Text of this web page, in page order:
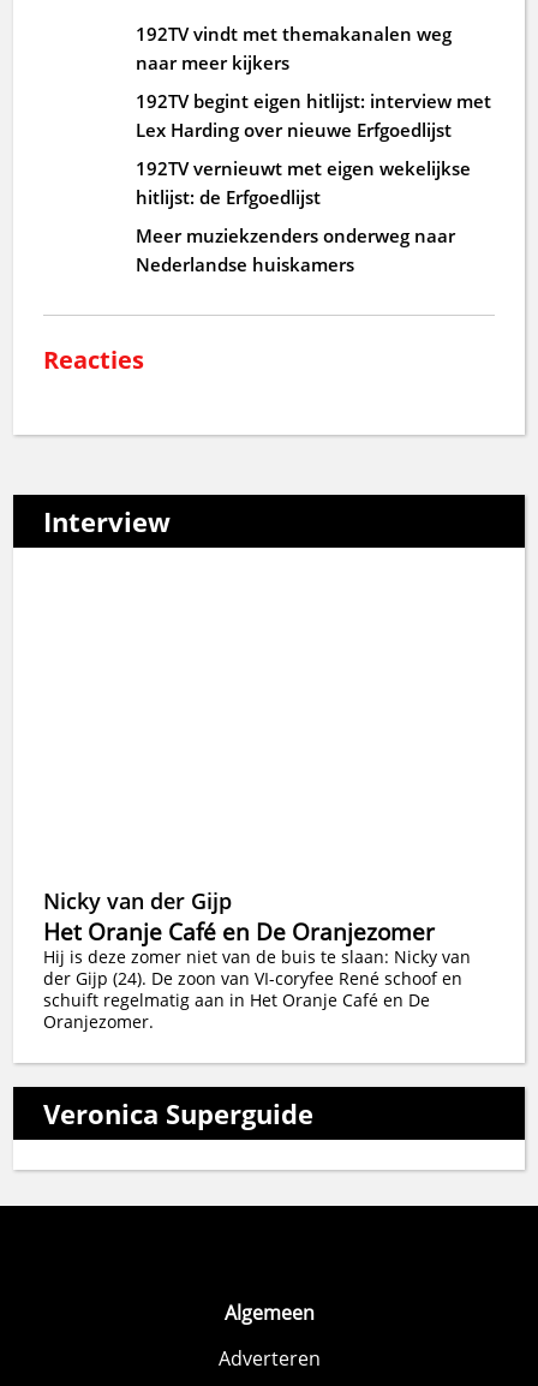
192TV vindt met themakanalen weg
naar meer kijkers
192TV begint eigen hitlijst: interview met
Lex Harding over nieuwe Erfgoedlijst
192TV vernieuwt met eigen wekelijkse
hitlijst: de Erfgoedlijst
Meer muziekzenders onderweg naar
Nederlandse huiskamers
Reacties
Interview
Nicky van der Gijp
Het Oranje Café en De Oranjezomer
Hij is deze zomer niet van de buis te slaan: Nicky van
der Gijp (24). De zoon van VI-coryfee René schoof en
schuift regelmatig aan in Het Oranje Café en De
Oranjezomer.
Veronica Superguide
Algemeen
Adverteren